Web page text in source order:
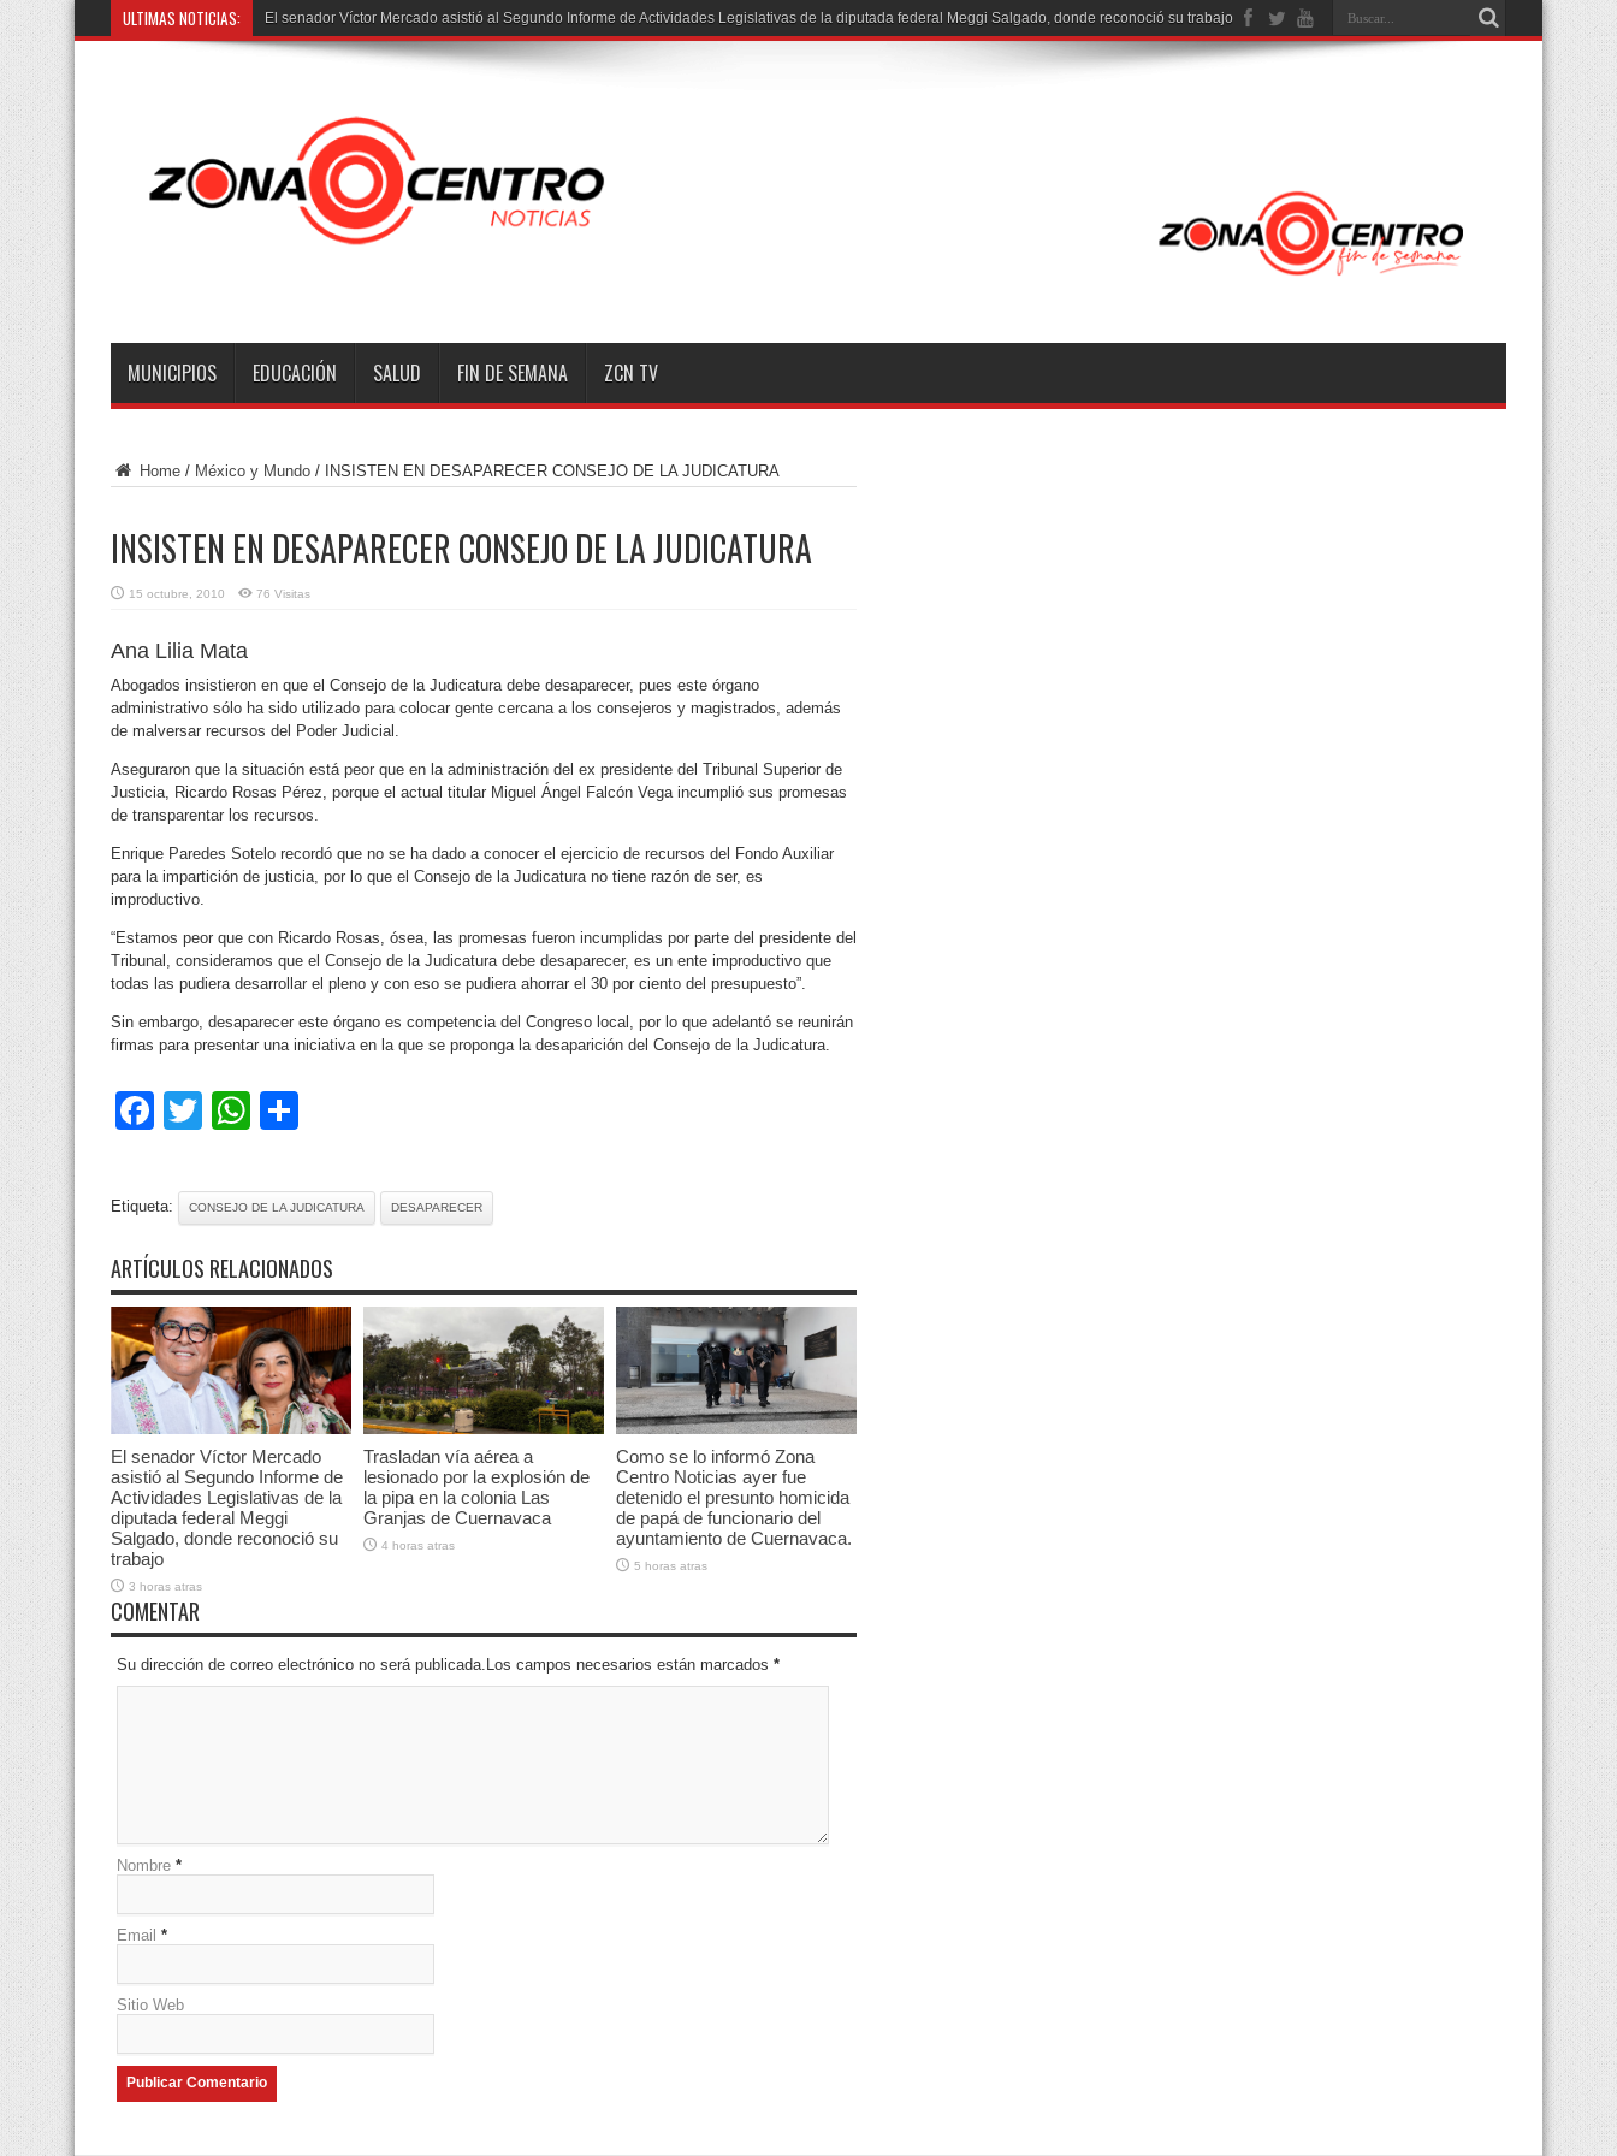
ULTIMAS NOTICIAS: El senador Víctor Mercado asistió al Segundo Informe de Actividades Legislativas de la diputada federal Meggi Salgado, donde reconoció su trabajo
MUNICIPIOS EDUCACIÓN SALUD FIN DE SEMANA ZCN TV
Home / México y Mundo / INSISTEN EN DESAPARECER CONSEJO DE LA JUDICATURA
INSISTEN EN DESAPARECER CONSEJO DE LA JUDICATURA
15 octubre, 2010 76 Visitas
Ana Lilia Mata
Abogados insistieron en que el Consejo de la Judicatura debe desaparecer, pues este órgano
administrativo sólo ha sido utilizado para colocar gente cercana a los consejeros y magistrados, además
de malversar recursos del Poder Judicial.
Aseguraron que la situación está peor que en la administración del ex presidente del Tribunal Superior de
Justicia, Ricardo Rosas Pérez, porque el actual titular Miguel Ángel Falcón Vega incumplió sus promesas
de transparentar los recursos.
Enrique Paredes Sotelo recordó que no se ha dado a conocer el ejercicio de recursos del Fondo Auxiliar
para la impartición de justicia, por lo que el Consejo de la Judicatura no tiene razón de ser, es
improductivo.
“Estamos peor que con Ricardo Rosas, ósea, las promesas fueron incumplidas por parte del presidente del
Tribunal, consideramos que el Consejo de la Judicatura debe desaparecer, es un ente improductivo que
todas las pudiera desarrollar el pleno y con eso se pudiera ahorrar el 30 por ciento del presupuesto”.
Sin embargo, desaparecer este órgano es competencia del Congreso local, por lo que adelantó se reunirán
firmas para presentar una iniciativa en la que se proponga la desaparición del Consejo de la Judicatura.
Facebook
TwitterWhatsApp
Etiqueta: CONSEJO DE LA JUDICATURA DESAPARECER
ARTÍCULOS RELACIONADOS
El senador Víctor Mercado
asistió al Segundo Informe de
Actividades Legislativas de la
diputada federal Meggi
Salgado, donde reconoció su
trabajo
3 horas atras
Trasladan vía aérea a
lesionado por la explosión de
la pipa en la colonia Las
Granjas de Cuernavaca
4 horas atras
Como se lo informó Zona
Centro Noticias ayer fue
detenido el presunto homicida
de papá de funcionario del
ayuntamiento de Cuernavaca.
5 horas atras
COMENTAR
Su dirección de correo electrónico no será publicada.Los campos necesarios están marcados *
Nombre *
Email *
Sitio Web